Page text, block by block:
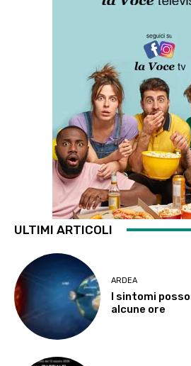
ULTIMI ARTICOLI
ARDEA
I sintomi
alcune ore